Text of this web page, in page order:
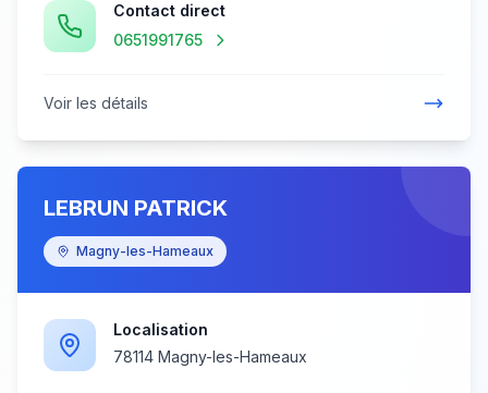
Contact direct
0651991765
Voir les détails
LEBRUN PATRICK
Magny-les-Hameaux
Localisation
78114 Magny-les-Hameaux